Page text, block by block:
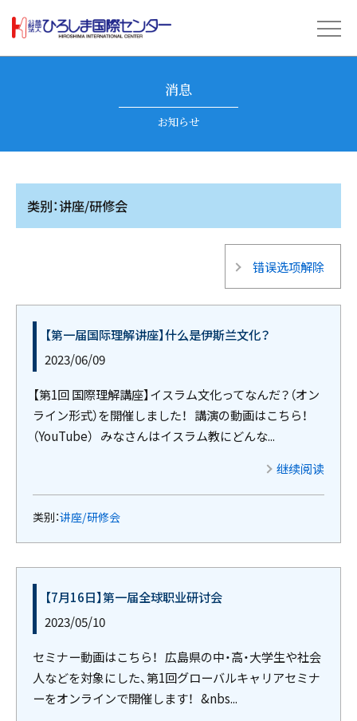
消息
お知らせ
类别：讲座/研修会
错误选项解除
【第一届国际理解讲座】什么是伊斯兰文化？
2023/06/09
【第1回 国際理解講座】イスラム文化ってなんだ？（オン
ライン形式）を開催しました！ 講演の動画はこちら！
（YouTube） みなさんはイスラム教にどんな...
继续阅读
类别：讲座/研修会
【7月16日】第一届全球职业研讨会
2023/05/10
セミナー動画はこちら！ 広島県の中・高・大学生や社会
人などを対象にした、第1回グローバルキャリアセミナ
ーをオンラインで開催します！ &nbs...